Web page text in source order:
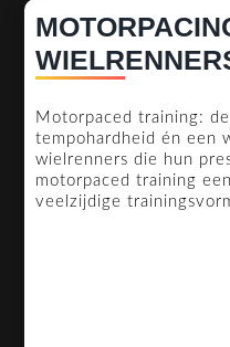
Motorpaced training:
tempohardheid én een
wielrenners die hun
motorpaced training
veelzijdige